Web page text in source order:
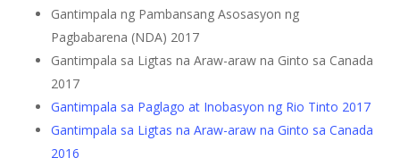
Gantimpala ng Pambansang Asosasyon ng
Pagbabarena (NDA) 2017
Gantimpala sa Ligtas na Araw-araw na Ginto sa Canada
2017
Gantimpala sa Paglago at Inobasyon ng Rio Tinto 2017
Gantimpala sa Ligtas na Araw-araw na Ginto sa Canada
2016